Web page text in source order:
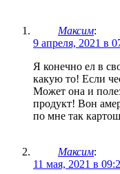
Максим:
9 апреля, 2021 в
Я конечно ел в
какую то! Если
Может она и
продукт! Вон
по мне так
Максим:
11 мая, 2021 в